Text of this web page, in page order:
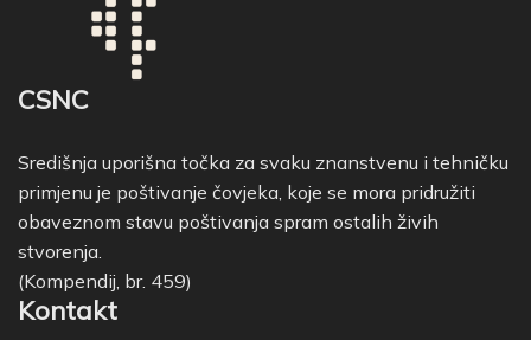
CSNC
Središnja uporišna točka za svaku znanstvenu i tehničku
primjenu je poštivanje čovjeka, koje se mora pridružiti
obaveznom stavu poštivanja spram ostalih živih
stvorenja.
(Kompendij, br. 459)
Kontakt